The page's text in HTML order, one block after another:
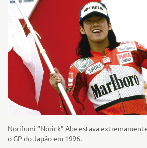
Norifumi “Norick” Abe estava
o GP do Japão em 1996.